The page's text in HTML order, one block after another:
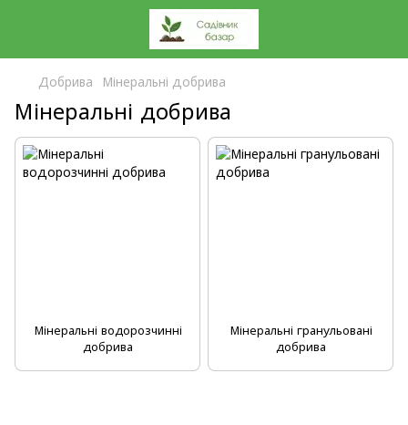
Добрива Мінеральні добрива
Мінеральні добрива
Мінеральні водорозчинні
добрива
Мінеральні гранульовані
добрива